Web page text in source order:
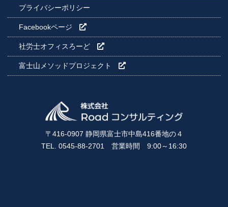
プライバシーポリシー
Facebookページ
社労士オフィスろーど
富士山メソッドプロジェクト
〒416-0907 静岡県富士市中島416番地の４
TEL. 0545-88-2701 営業時間 9:00～16:30